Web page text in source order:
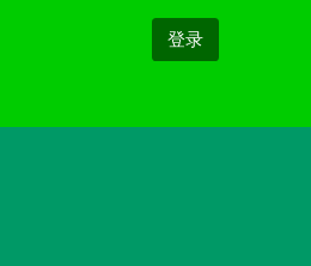
登录